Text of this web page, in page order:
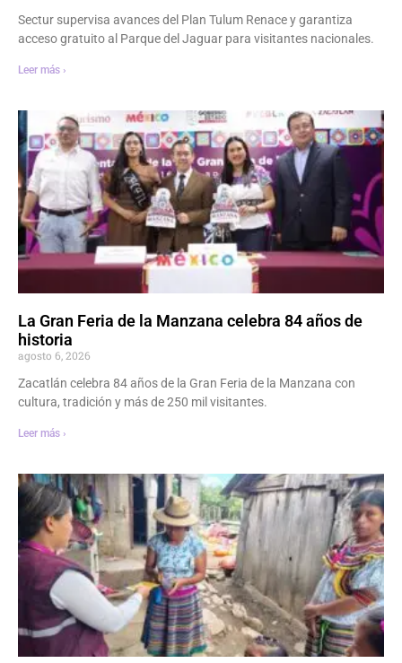
Sectur supervisa avances del Plan Tulum Renace y garantiza
acceso gratuito al Parque del Jaguar para visitantes nacionales.
Leer más ›
La Gran Feria de la Manzana celebra 84 años de
historia
agosto 6, 2026
Zacatlán celebra 84 años de la Gran Feria de la Manzana con
cultura, tradición y más de 250 mil visitantes.
Leer más ›